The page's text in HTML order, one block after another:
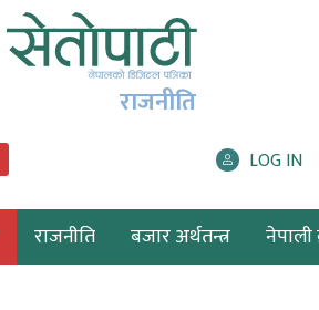
राजनीति
LOG IN
राजनीति बजार अर्थतन्त्र नेपाली